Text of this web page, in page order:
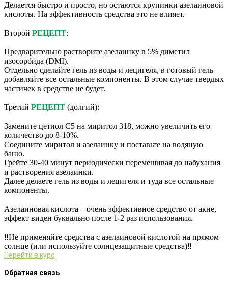
Делается быстро и просто, но остаются крупинки азелаиновой
кислоты. На эффективность средства это не влияет.
Второй РЕЦЕПТ:
Предварительно растворите азелаинку в 5% диметил
изосорбида (DMI).
Отдельно сделайте гель из воды и лецигеля, в готовый гель
добавляйте все остальные компоненты. В этом случае твердых
частичек в средстве не будет.
Третий РЕЦЕПТ (долгий):
Замените цетиол С5 на миритол 318, можно увеличить его
количество до 8-10%.
Соедините миритол и азелаинку и поставьте на водяную
баню.
Грейте 30-40 минут периодически перемешивая до набухания
и растворения азелаинки.
Далее делаете гель из воды и лецигеля и туда все остальные
компоненты.
Азелаиновая кислота – очень эффективное средство от акне,
эффект виден буквально после 1-2 раз использования.
‼️Не применяйте средства с азелаиновой кислотой на прямом
солнце (или используйте солнцезащитные средства)‼️
Перейти в курс
Обратная связь